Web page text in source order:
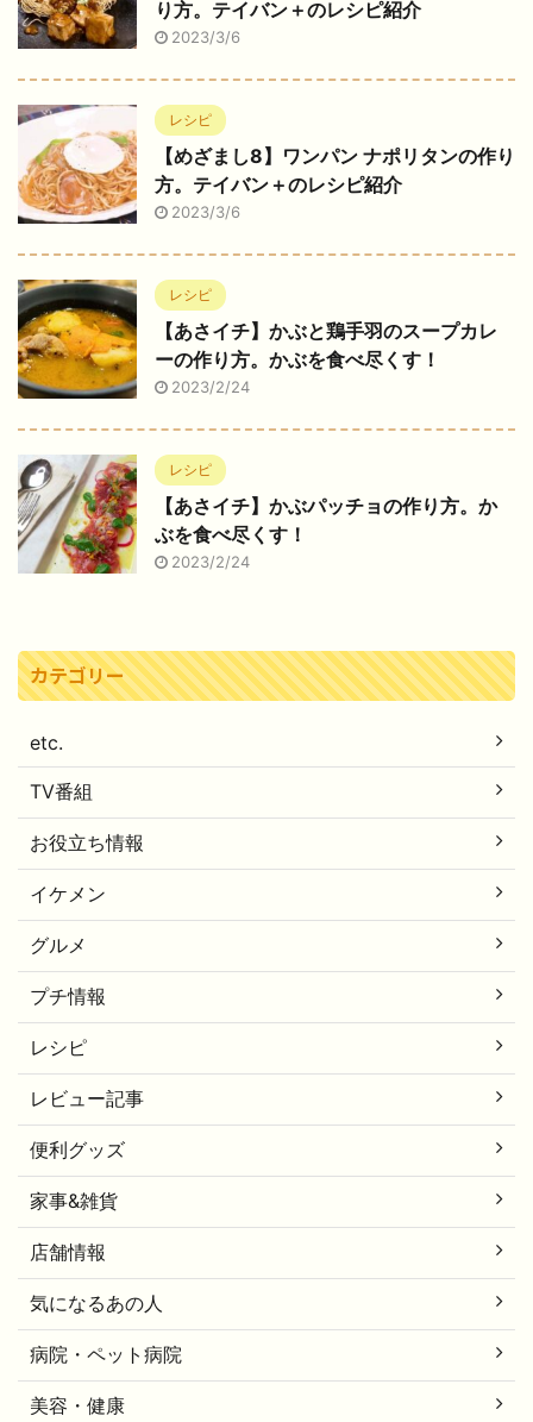
り方。テイバン＋のレシピ紹介
2023/3/6
レシピ
【めざまし8】ワンパン ナポリタンの作り
方。テイバン＋のレシピ紹介
2023/3/6
レシピ
【あさイチ】かぶと鶏手羽のスープカレ
ーの作り方。かぶを食べ尽くす！
2023/2/24
レシピ
【あさイチ】かぶパッチョの作り方。か
ぶを食べ尽くす！
2023/2/24
カテゴリー
etc.
TV番組
お役立ち情報
イケメン
グルメ
プチ情報
レシピ
レビュー記事
便利グッズ
家事&雑貨
店舗情報
気になるあの人
病院・ペット病院
美容・健康